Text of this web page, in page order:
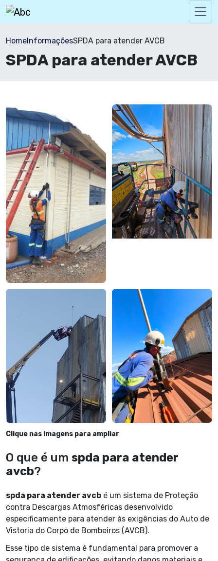
HomeInformaçõesSPDA para atender AVCB
SPDA para atender AVCB
Clique nas imagens para ampliar
O que é um spda para atender
avcb?
spda para atender avcb é um sistema de Proteção
contra Descargas Atmosféricas desenvolvido
especificamente para atender às exigências do Auto de
Vistoria do Corpo de Bombeiros (AVCB).
Esse tipo de sistema é fundamental para promover a